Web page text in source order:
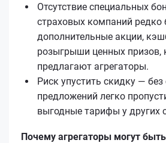
Отсутствие специальных
страховых компаний
дополнительные акции,
розыгрыши ценных призов,
предлагают агрегаторы.
Риск упустить скидку — без
предложений легко
выгодные тарифы у других
Почему агрегаторы могут